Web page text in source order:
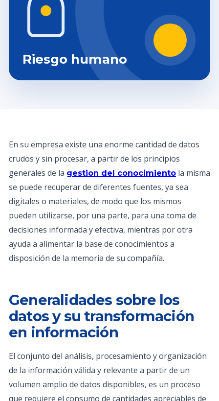
Riesgo humano
En su empresa existe una enorme cantidad de datos
crudos y sin procesar, a partir de los principios
generales de la gestion del conocimiento la misma
se puede recuperar de diferentes fuentes, ya sea
digitales o materiales, de modo que los mismos
pueden utilizarse, por una parte, para una toma de
decisiones informada y efectiva, mientras por otra
ayuda a alimentar la base de conocimientos a
disposición de la memoria de su compañía.
Generalidades sobre los
datos y su transformación
en información
El conjunto del análisis, procesamiento y organización
de la información válida y relevante a partir de un
volumen amplio de datos disponibles, es un proceso
que requiere el consumo de cantidades apreciables de